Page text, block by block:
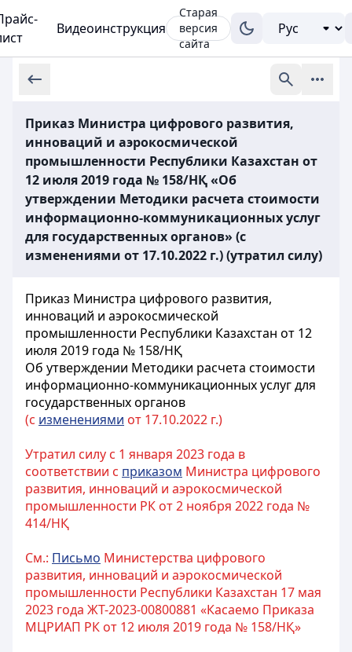
Видеоинструкция
Старая
версия
сайта
Приказ Министра цифрового развития,
инноваций и аэрокосмической
промышленности Республики Казахстан от
12 июля 2019 года № 158/НҚ «Об
утверждении Методики расчета стоимости
информационно-коммуникационных услуг
для государственных органов» (с
изменениями от 17.10.2022 г.) (утратил силу)
Приказ Министра цифрового развития,
инноваций и аэрокосмической
промышленности Республики Казахстан от 12
июля 2019 года № 158/НҚ
Об утверждении Методики расчета стоимости
информационно-коммуникационных услуг для
государственных органов
(с изменениями от 17.10.2022 г.)
Утратил силу с 1 января 2023 года в
соответствии с приказом Министра цифрового
развития, инноваций и аэрокосмической
промышленности РК от 2 ноября 2022 года №
414/НҚ
См.: Письмо Министерства цифрового
развития, инноваций и аэрокосмической
промышленности Республики Казахстан 17 мая
2023 года ЖТ-2023-00800881 «Касаемо Приказа
МЦРИАП РК от 12 июля 2019 года № 158/НҚ»